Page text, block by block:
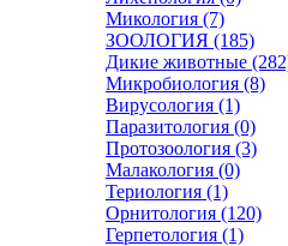
Микология (7)
ЗООЛОГИЯ (185)
Дикие животные
Микробиология (8)
Вирусология (1)
Паразитология (0)
Протозоология (3)
Малакология (0)
Териология (1)
Орнитология (120)
Герпетология (1)